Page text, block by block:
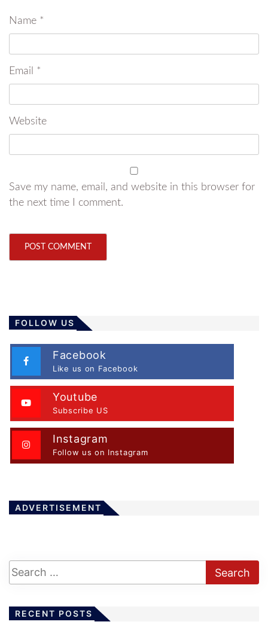
Name *
Email *
Website
Save my name, email, and website in this browser for
the next time I comment.
FOLLOW US
Facebook
Like us on Facebook
Youtube
Subscribe US
Instagram
Follow us on Instagram
ADVERTISEMENT
RECENT POSTS